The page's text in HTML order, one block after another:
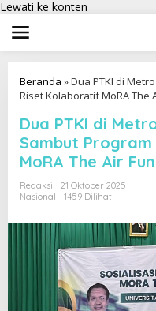
Lewati ke konten
Beranda »Dua PTKI di
Riset Kolaboratif MoRA The
Dua PTKI di
Sambut
MoRA The Air
Redaksi
21 Oktober 2025
Nasional
1459 Dilihat